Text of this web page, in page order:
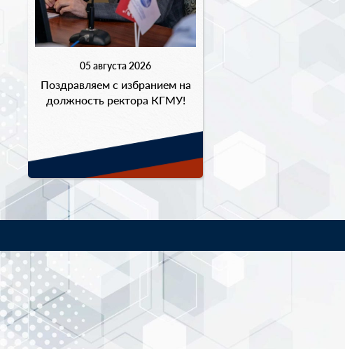
05 августа 2026
Поздравляем с избранием на
должность ректора КГМУ!